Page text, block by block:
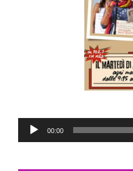
Audio
Player
00:00